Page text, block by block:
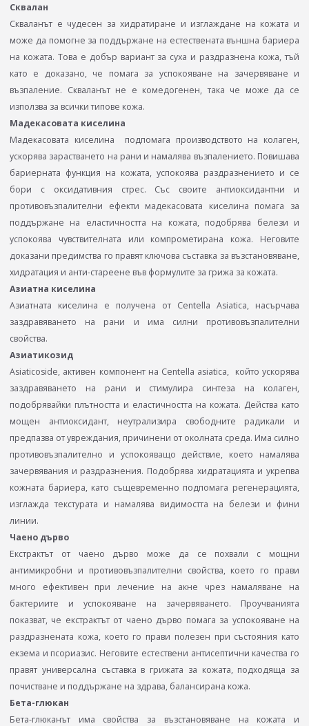
Сквалан
Скваланът е чудесен за хидратиране и изглаждане на кожата и
може да помогне за поддържане на естествената външна бариера
на кожата. Това е добър вариант за суха и раздразнена кожа, тъй
като е доказано, че помага за успокояване на зачервяване и
възпаление. Скваланът не е комедогенен, така че може да се
използва за всички типове кожа.
Мадекасовата киселина
Мадекасовата киселина подпомага производството на колаген,
ускорява зарастването на рани и намалява възпалението. Повишава
бариерната функция на кожата, успокоява раздразнението и се
бори с оксидативния стрес. Със своите антиоксидантни и
противовъзпалителни ефекти мадекасовата киселина помага за
поддържане на еластичността на кожата, подобрява белези и
успокоява чувствителната или компрометирана кожа. Неговите
доказани предимства го правят ключова съставка за възстановяване,
хидратация и анти-стареене във формулите за грижа за кожата.
Азиатна киселина
Азиатната киселина e получена от Centella Asiatica, насърчава
заздравяването на рани и има силни противовъзпалителни
свойства.
Азиатикозид
Asiaticoside, активен компонент на Centella asiatica, който ускорява
заздравяването на рани и стимулира синтеза на колаген,
подобрявайки плътността и еластичността на кожата. Действа като
мощен антиоксидант, неутрализира свободните радикали и
предпазва от увреждания, причинени от околната среда. Има силно
противовъзпалително и успокояващо действие, което намалява
зачервявания и раздразнения. Подобрява хидратацията и укрепва
кожната бариера, като същевременно подпомага регенерацията,
изглажда текстурата и намалява видимостта на белези и фини
линии.
Чаено дърво
Екстрактът от чаено дърво може да се похвали с мощни
антимикробни и противовъзпалителни свойства, което го прави
много ефективен при лечение на акне чрез намаляване на
бактериите и успокояване на зачервяването. Проучванията
показват, че екстрактът от чаено дърво помага за успокояване на
раздразнената кожа, което го прави полезен при състояния като
екзема и псориазис. Неговите естествени антисептични качества го
правят универсална съставка в грижата за кожата, подходяща за
почистване и поддържане на здрава, балансирана кожа.
Бета-глюкан
Бета-глюканът има свойства за възстановяване на кожата и